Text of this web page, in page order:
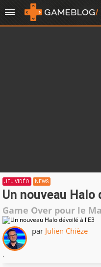
JEU VIDÉO NEWS
Un nouveau Halo
Game Over pour le
par Julien Chièze
.